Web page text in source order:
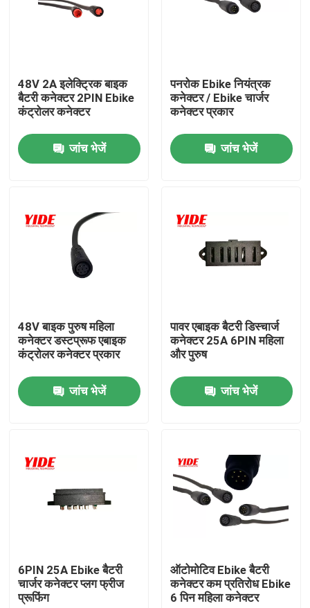
उत्पाद
इलेक्ट्रिक कार कनेक्टर
मोटरसाइकिल विद्युत कनेक्टर
ईबाइक बैटरी कनेक्टर
ईवी चार्जिंग पाइल
48V 2A इलेक्ट्रिक बाइक
बैटरी कनेक्टर 2PIN Ebike
कंट्रोलर कनेक्टर
जांच भेजें
पनरोक Ebike नियंत्रक
कनेक्टर / Ebike चार्जर
कनेक्टर प्रकार
जांच भेजें
48V बाइक पुरुष महिला
कनेक्टर डस्टप्रूफ एबाइक
कंट्रोलर कनेक्टर प्रकार
जांच भेजें
पावर एबाइक बैटरी डिस्चार्ज
कनेक्टर 25A 6PIN महिला
और पुरुष
जांच भेजें
6PIN 25A Ebike बैटरी
चार्जर कनेक्टर प्लग फ्रीज
प्रूफिंग
ऑटोमोटिव Ebike बैटरी
कनेक्टर कम प्रतिरोध Ebike
6 पिन महिला कनेक्टर